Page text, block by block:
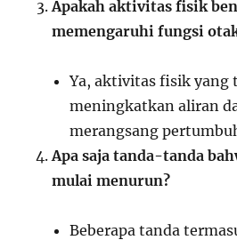
Apakah aktivitas fisik
memengaruhi fungsi
Ya, aktivitas fisik yang
meningkatkan aliran
merangsang
Apa saja tanda-tanda
mulai menurun?
Beberapa tanda